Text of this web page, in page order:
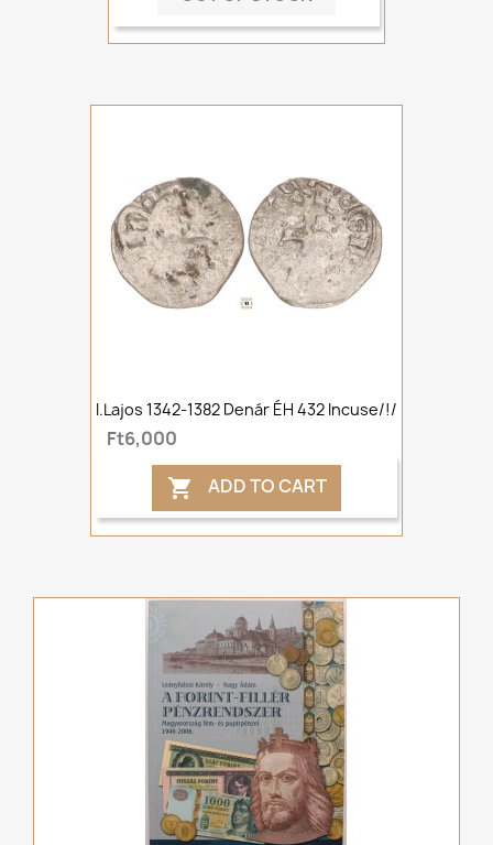
I.Lajos 1342-1382 Denár ÉH 432 Incuse/!/
Ft6,000
 ADD TO CART